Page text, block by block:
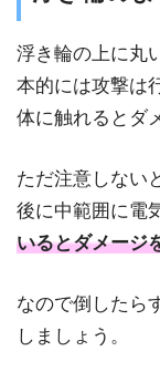
浮き輪の上に丸
本的には攻撃は
体に触れるとダ
ただ注意しない
後に中範囲に電
いるとダメージ
なので倒したら
しましょう。